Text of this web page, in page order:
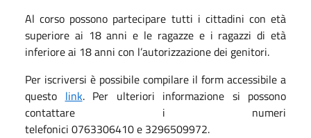
Al corso possono partecipare tutti i cittadini con età
superiore ai 18 anni e le ragazze e i ragazzi di età
inferiore ai 18 anni con l’autorizzazione dei genitori.
Per iscriversi è possibile compilare il form accessibile a
questo link. Per ulteriori informazione si possono
contattare i numeri
telefonici 0763306410 e 3296509972.